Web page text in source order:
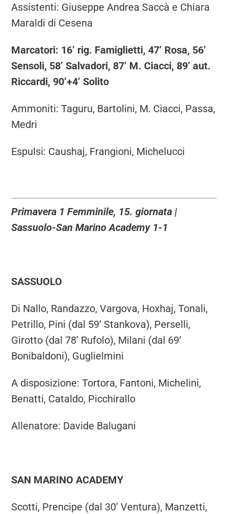
Assistenti: Giuseppe Andrea Saccà e Chiara
Maraldi di Cesena
Marcatori: 16’ rig. Famiglietti, 47’ Rosa, 56’
Sensoli, 58’ Salvadori, 87’ M. Ciacci, 89’ aut.
Riccardi, 90’+4’ Solito
Ammoniti: Taguru, Bartolini, M. Ciacci, Passa,
Medri
Espulsi: Caushaj, Frangioni, Michelucci
Primavera 1 Femminile, 15. giornata |
Sassuolo-San Marino Academy 1-1
SASSUOLO
Di Nallo, Randazzo, Vargova, Hoxhaj, Tonali,
Petrillo, Pini (dal 59’ Stankova), Perselli,
Girotto (dal 78’ Rufolo), Milani (dal 69’
Bonibaldoni), Guglielmini
A disposizione: Tortora, Fantoni, Michelini,
Benatti, Cataldo, Picchirallo
Allenatore: Davide Balugani
SAN MARINO ACADEMY
Scotti, Prencipe (dal 30’ Ventura), Manzetti,